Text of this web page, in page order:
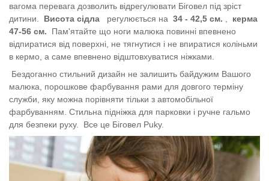
вагома перевага дозволить відрегулювати Біговел під зріст
дитини.
Висота сідла регулюється на 34 - 42,5 см.
керма
47-56 см.
Пам'ятайте що ноги малюка повинні впевнено
відпиратися від поверхні, не тягнутися і не впиратися коліньми
в кермо, а саме впевнено відштовхуватися ніжками.
Бездоганно стильний дизайн не залишить байдужим Вашого
малюка, порошкове фарбування рами для довгого терміну
служби, яку можна порівняти тільки з автомобільної
фарбуванням. Стильна підніжка для парковки і ручне гальмо
для безпеки руху.
Все це Біговел Puky.